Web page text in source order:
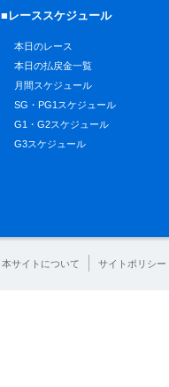
■レーススケジュール
本日のレース
本日の払戻金一覧
月間スケジュール
SG・PG1スケジュール
G1・G2スケジュール
G3スケジュール
本サイトについて サイトポリシー